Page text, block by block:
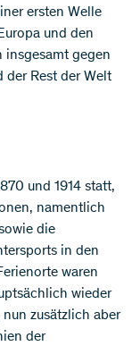
ersten Welle
und den
insgesamt gegen
der Rest der Welt
und 1914 statt,
namentlich
die
in den
waren
wieder
zusätzlich aber
der